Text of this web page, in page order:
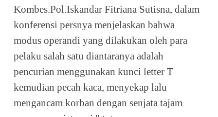
Kombes.Pol.Iskandar Fitriana Sutisna, dalam
konferensi persnya menjelaskan bahwa
modus operandi yang dilakukan oleh para
pelaku salah satu diantaranya adalah
pencurian menggunakan kunci letter T
kemudian pecah kaca, menyekap lalu
mengancam korban dengan senjata tajam